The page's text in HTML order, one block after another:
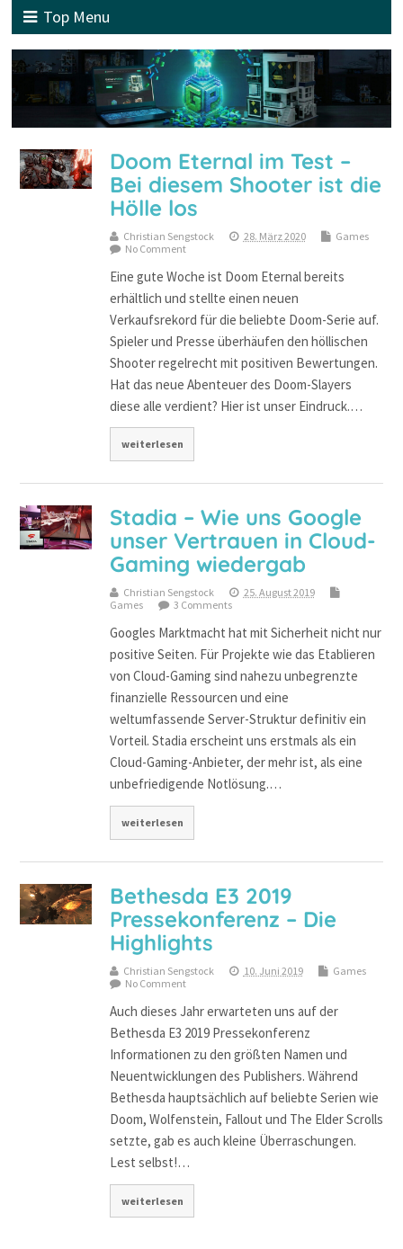
Top Menu
Doom Eternal im Test –
Bei diesem Shooter ist die
Hölle los
Christian Sengstock 28. März 2020
Games
No Comment
Eine gute Woche ist Doom Eternal bereits
erhältlich und stellte einen neuen
Verkaufsrekord für die beliebte Doom-Serie auf.
Spieler und Presse überhäufen den höllischen
Shooter regelrecht mit positiven Bewertungen.
Hat das neue Abenteuer des Doom-Slayers
diese alle verdient? Hier ist unser Eindruck.…
weiterlesen
Stadia – Wie uns Google
unser Vertrauen in Cloud-
Gaming wiedergab
Christian Sengstock
25. August 2019
Games
3 Comments
Googles Marktmacht hat mit Sicherheit nicht nur
positive Seiten. Für Projekte wie das Etablieren
von Cloud-Gaming sind nahezu unbegrenzte
finanzielle Ressourcen und eine
weltumfassende Server-Struktur definitiv ein
Vorteil. Stadia erscheint uns erstmals als ein
Cloud-Gaming-Anbieter, der mehr ist, als eine
unbefriedigende Notlösung.…
weiterlesen
Bethesda E3 2019
Pressekonferenz – Die
Highlights
Christian Sengstock 10. Juni 2019
Games
No Comment
Auch dieses Jahr erwarteten uns auf der
Bethesda E3 2019 Pressekonferenz
Informationen zu den größten Namen und
Neuentwicklungen des Publishers. Während
Bethesda hauptsächlich auf beliebte Serien wie
Doom, Wolfenstein, Fallout und The Elder Scrolls
setzte, gab es auch kleine Überraschungen.
Lest selbst!…
weiterlesen